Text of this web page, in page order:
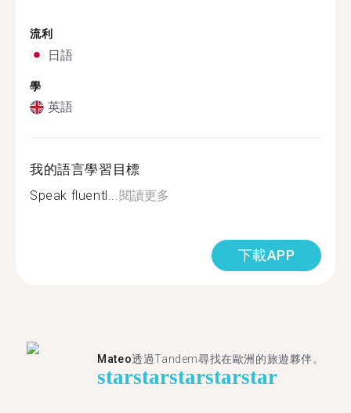
流利
日語
學
英語
我的語言學習目標
Speak fluentl...閱讀更多
下載APP
Mateo透過Tandem尋找在歐洲的旅遊夥伴。
starstarstarstarstar